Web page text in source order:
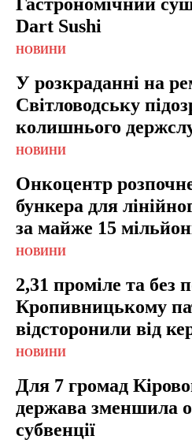
Dart Sushi
НОВИНИ
У розкраданні на
Світловодську
колишнього
НОВИНИ
Онкоцентр
бункера для
за майже 15
НОВИНИ
2,31 проміле та без
Кропивницькому
відсторонили від
НОВИНИ
Для 7 громад
держава зменшила
субвенції